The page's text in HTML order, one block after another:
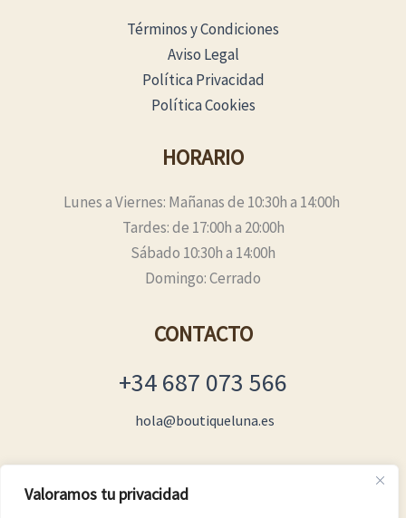
Valoramos tu privacidad
Términos y Condiciones
Aviso Legal
Política Privacidad
Política Cookies
HORARIO
Lunes a Viernes: Mañanas de 10:30h a 14:00h
Tardes: de 17:00h a 20:00h
Sábado 10:30h a 14:00h
Domingo: Cerrado
CONTACTO
+34 687 073 566
hola@boutiqueluna.es